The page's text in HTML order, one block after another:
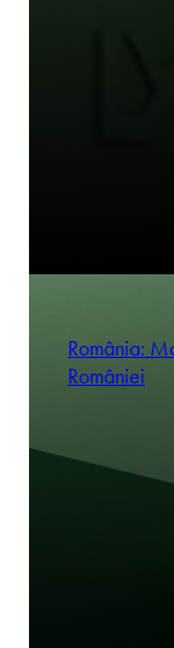
România:
României